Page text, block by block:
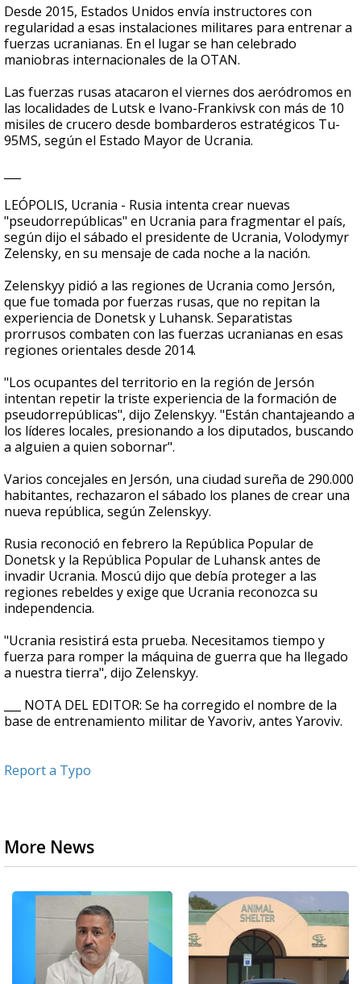
Desde 2015, Estados Unidos envía instructores con
regularidad a esas instalaciones militares para entrenar a
fuerzas ucranianas. En el lugar se han celebrado
maniobras internacionales de la OTAN.
Las fuerzas rusas atacaron el viernes dos aeródromos en
las localidades de Lutsk e Ivano-Frankivsk con más de 10
misiles de crucero desde bombarderos estratégicos Tu-
95MS, según el Estado Mayor de Ucrania.
LEÓPOLIS, Ucrania - Rusia intenta crear nuevas
"pseudorrepúblicas" en Ucrania para fragmentar el país,
según dijo el sábado el presidente de Ucrania, Volodymyr
Zelensky, en su mensaje de cada noche a la nación.
Zelenskyy pidió a las regiones de Ucrania como Jersón,
que fue tomada por fuerzas rusas, que no repitan la
experiencia de Donetsk y Luhansk. Separatistas
prorrusos combaten con las fuerzas ucranianas en esas
regiones orientales desde 2014.
"Los ocupantes del territorio en la región de Jersón
intentan repetir la triste experiencia de la formación de
pseudorrepúblicas", dijo Zelenskyy. "Están chantajeando a
los líderes locales, presionando a los diputados, buscando
a alguien a quien sobornar".
Varios concejales en Jersón, una ciudad sureña de 290.000
habitantes, rechazaron el sábado los planes de crear una
nueva república, según Zelenskyy.
Rusia reconoció en febrero la República Popular de
Donetsk y la República Popular de Luhansk antes de
invadir Ucrania. Moscú dijo que debía proteger a las
regiones rebeldes y exige que Ucrania reconozca su
independencia.
"Ucrania resistirá esta prueba. Necesitamos tiempo y
fuerza para romper la máquina de guerra que ha llegado
a nuestra tierra", dijo Zelenskyy.
___ NOTA DEL EDITOR: Se ha corregido el nombre de la
base de entrenamiento militar de Yavoriv, antes Yaroviv.
Report a Typo
More News